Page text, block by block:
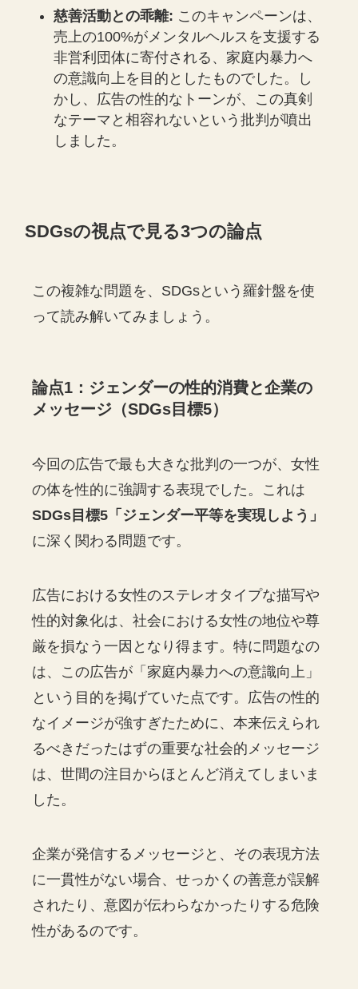
慈善活動との乖離: このキャンペーンは、
売上の100%がメンタルヘルスを支援する
非営利団体に寄付される、家庭内暴力へ
の意識向上を目的としたものでした。し
かし、広告の性的なトーンが、この真剣
なテーマと相容れないという批判が噴出
しました。
SDGsの視点で見る3つの論点
この複雑な問題を、SDGsという羅針盤を使
って読み解いてみましょう。
論点1：ジェンダーの性的消費と企業の
メッセージ（SDGs目標5）
今回の広告で最も大きな批判の一つが、女性
の体を性的に強調する表現でした。これは
SDGs目標5「ジェンダー平等を実現しよう」
に深く関わる問題です。
広告における女性のステレオタイプな描写や
性的対象化は、社会における女性の地位や尊
厳を損なう一因となり得ます。特に問題なの
は、この広告が「家庭内暴力への意識向上」
という目的を掲げていた点です。広告の性的
なイメージが強すぎたために、本来伝えられ
るべきだったはずの重要な社会的メッセージ
は、世間の注目からほとんど消えてしまいま
した。
企業が発信するメッセージと、その表現方法
に一貫性がない場合、せっかくの善意が誤解
されたり、意図が伝わらなかったりする危険
性があるのです。